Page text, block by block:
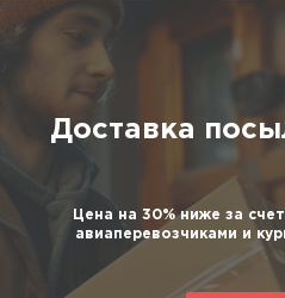
Доставка
Цена на 30% ниже за
авиаперевозчиками и